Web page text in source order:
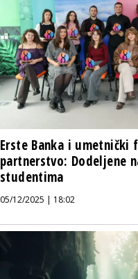
Erste Banka i
partnerstvo: Dodeljene
studentima
05/12/2025 | 18:02